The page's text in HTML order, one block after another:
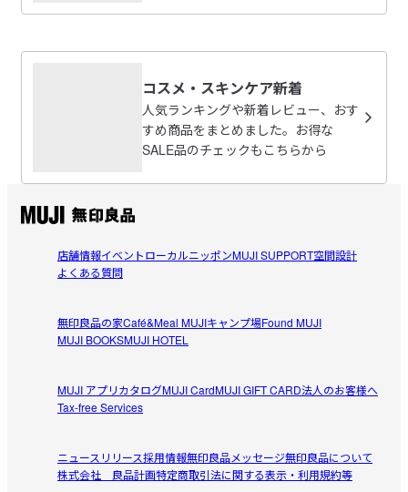
・素早い泡立ちで、洗い流したあともうるおいが残ります。
ひのき＆ラベンダー：リラックスしたいときにおすすめ
※未開封・未使用品であってもお客様のご都合による出荷後の返
品・キャンセル・交換は承れません。
受取手段店舗受け取り可・コンビニ受け取り可
香りはとても良いのだけど、詰め替えしづらいです。
良い香りて、香りが残ります。
で、香りが残ってしまい、それが気になりリピはしません
し値段がお高いので、星をマイナス1しました。
参考になった（0人）
オカユ
この香りが好きで、ボディーソープやシャンプーも同じ香
りで揃えてます。手を洗うたびに癒されます。
参考になった（0人）
コスメ・スキンケア新着
人気ランキングや新着レビュー、おす
すめ商品をまとめました。お得な
SALE品のチェックもこちらから
店舗情報イベントローカルニッポンMUJI SUPPORT空間設計
よくある質問
無印良品の家Café&Meal MUJIキャンプ場Found MUJI
MUJI BOOKSMUJI HOTEL
MUJI アプリカタログMUJI CardMUJI GIFT CARD法人のお客様へ
Tax-free Services
ニュースリリース採用情報無印良品メッセージ無印良品について
株式会社 良品計画特定商取引法に関する表示・利用規約等